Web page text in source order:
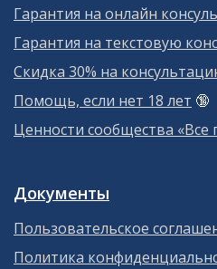
Гарантия на онлайн
Гарантия на текстовую
Скидка 30% на
Помощь, если нет 18 лет 🔞
Ценности сообщества «Все
Документы
Пользовательское
Политика